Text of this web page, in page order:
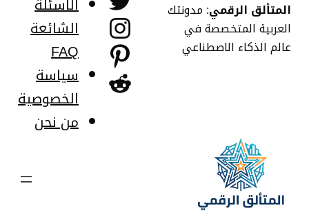
المتألق الرقمي: مدونتك
العربية المتخصصة في
عالم الذكاء الاصطناعي
إنستجرام
بينتريست
ريديت
الشائعة
FAQ
سياسة
الخصوصية
من نحن